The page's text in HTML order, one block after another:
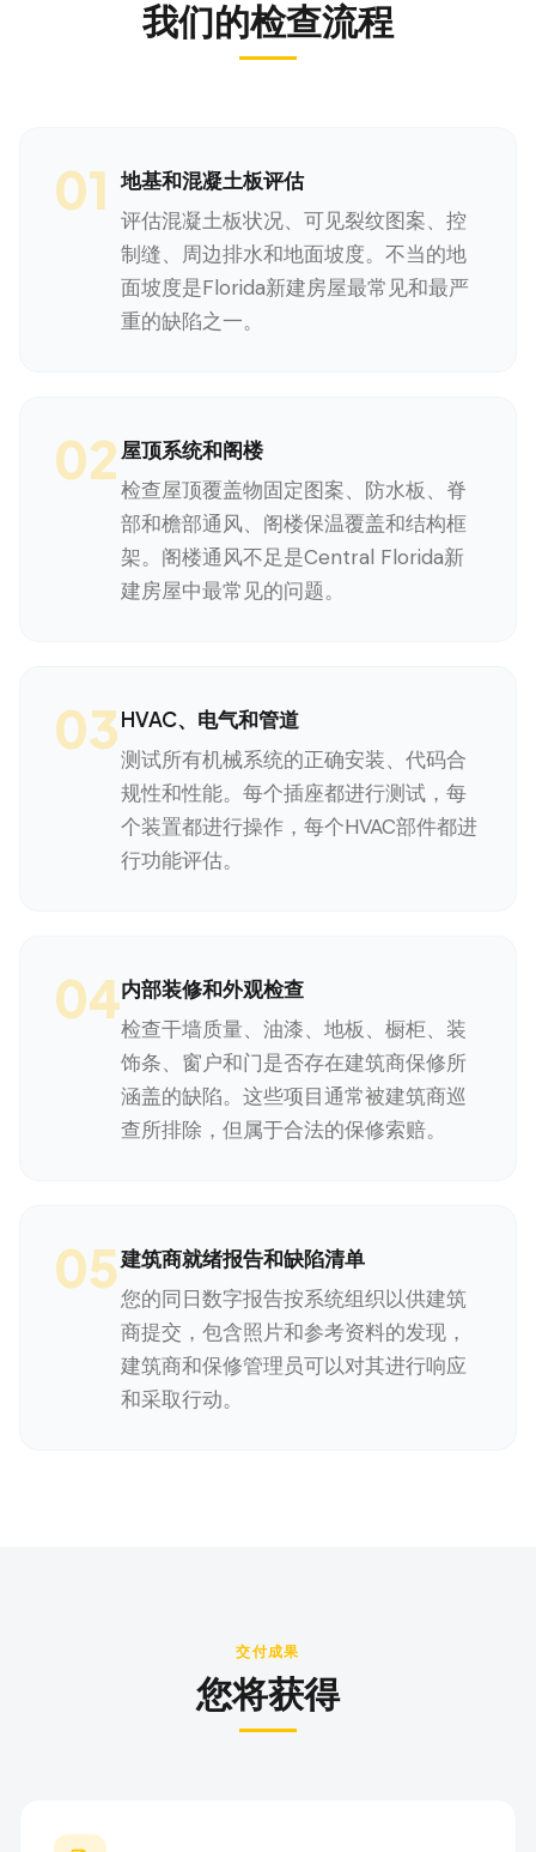
我们的检查流程
01 地基和混凝土板评估
评估混凝土板状况、可见裂纹图案、控
制缝、周边排水和地面坡度。不当的地
面坡度是Florida新建房屋最常见和最严
重的缺陷之一。
02 屋顶系统和阁楼
检查屋顶覆盖物固定图案、防水板、脊
部和檐部通风、阁楼保温覆盖和结构框
架。阁楼通风不足是Central Florida新
建房屋中最常见的问题。
03HVAC、电气和管道
测试所有机械系统的正确安装、代码合
规性和性能。每个插座都进行测试，每
个装置都进行操作，每个HVAC部件都进
行功能评估。
04内部装修和外观检查
检查干墙质量、油漆、地板、橱柜、装
饰条、窗户和门是否存在建筑商保修所
涵盖的缺陷。这些项目通常被建筑商巡
查所排除，但属于合法的保修索赔。
05建筑商就绪报告和缺陷清单
您的同日数字报告按系统组织以供建筑
商提交，包含照片和参考资料的发现，
建筑商和保修管理员可以对其进行响应
和采取行动。
交付成果
您将获得